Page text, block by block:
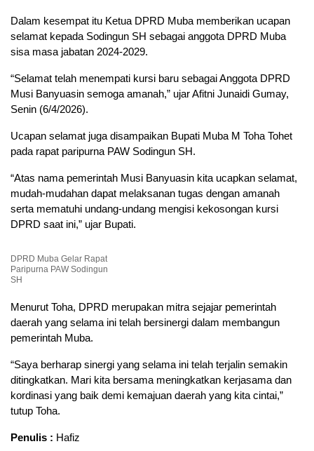
Dalam kesempat itu Ketua DPRD Muba memberikan ucapan
selamat kepada Sodingun SH sebagai anggota DPRD Muba
sisa masa jabatan 2024-2029.
“Selamat telah menempati kursi baru sebagai Anggota DPRD
Musi Banyuasin semoga amanah,” ujar Afitni Junaidi Gumay,
Senin (6/4/2026).
Ucapan selamat juga disampaikan Bupati Muba M Toha Tohet
pada rapat paripurna PAW Sodingun SH.
“Atas nama pemerintah Musi Banyuasin kita ucapkan selamat,
mudah-mudahan dapat melaksanan tugas dengan amanah
serta mematuhi undang-undang mengisi kekosongan kursi
DPRD saat ini,” ujar Bupati.
DPRD Muba Gelar Rapat
Paripurna PAW Sodingun
SH
Menurut Toha, DPRD merupakan mitra sejajar pemerintah
daerah yang selama ini telah bersinergi dalam membangun
pemerintah Muba.
“Saya berharap sinergi yang selama ini telah terjalin semakin
ditingkatkan. Mari kita bersama meningkatkan kerjasama dan
kordinasi yang baik demi kemajuan daerah yang kita cintai,”
tutup Toha.
Penulis : Hafiz